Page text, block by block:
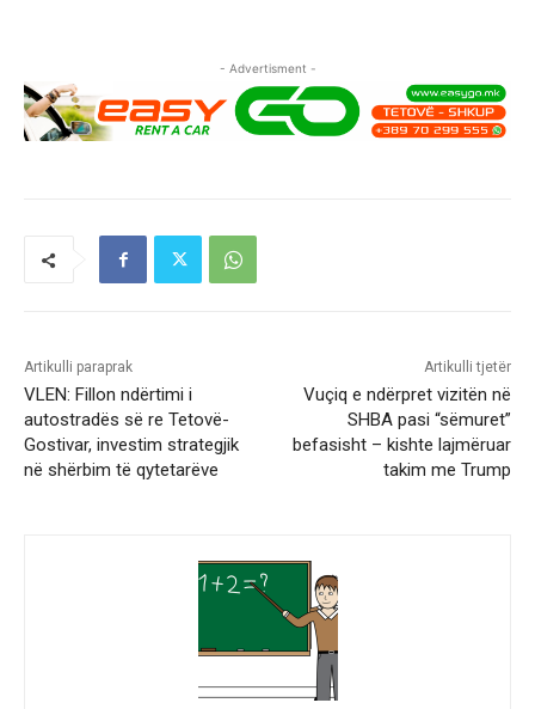
- Advertisment -
Artikulli paraprak
VLEN: Fillon ndërtimi i
autostradës së re Tetovë-
Gostivar, investim strategjik
në shërbim të qytetarëve
Artikulli tjetër
Vuçiq e ndërpret vizitën në
SHBA pasi “sëmuret”
befasisht – kishte lajmëruar
takim me Trump